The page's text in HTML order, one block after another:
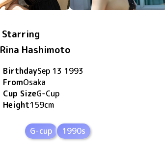
Starring
Rina Hashimoto
BirthdaySep 13 1993
FromOsaka
Cup SizeG-Cup
Height159cm
G-cup 1990s